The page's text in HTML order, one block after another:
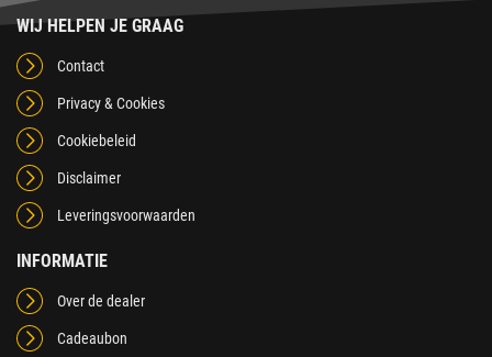
WIJ HELPEN JE GRAAG
Contact
Privacy & Cookies
Cookiebeleid
Disclaimer
Leveringsvoorwaarden
INFORMATIE
Over de dealer
Cadeaubon